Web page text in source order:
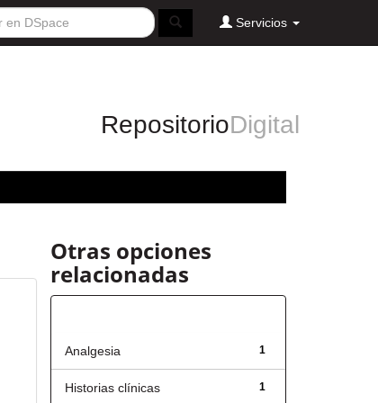
Servicios
RepositorioDigital
Otras opciones
relacionadas
1
Analgesia
1
Historias clínicas